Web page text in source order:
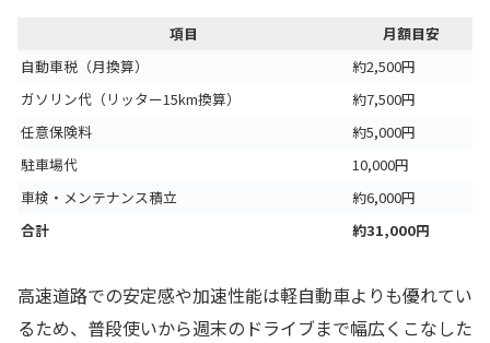
項目
月額目安
自動車税（月換算）
約2,500円
ガソリン代（リッター15km換算）
約7,500円
任意保険料
約5,000円
駐車場代
10,000円
車検・メンテナンス積立
約6,000円
合計
約31,000円
高速道路での安定感や加速性能は軽自動車よりも優れてい
るため、普段使いから週末のドライブまで幅広くこなした